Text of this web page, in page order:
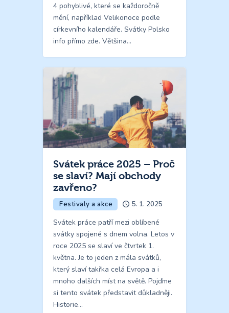
4 pohyblivé, které se každoročně
mění, například Velikonoce podle
církevního kalendáře. Svátky Polsko
info přímo zde. Většina…
Svátek práce 2025 – Proč
se slaví? Mají obchody
zavřeno?
Festivaly a akce 5. 1. 2025
Svátek práce patří mezi oblíbené
svátky spojené s dnem volna. Letos v
roce 2025 se slaví ve čtvrtek 1.
května. Je to jeden z mála svátků,
který slaví takřka celá Evropa a i
mnoho dalších míst na světě. Pojďme
si tento svátek představit důkladněji.
Historie…